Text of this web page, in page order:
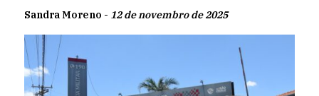
Sandra Moreno - 12 de novembro de 2025